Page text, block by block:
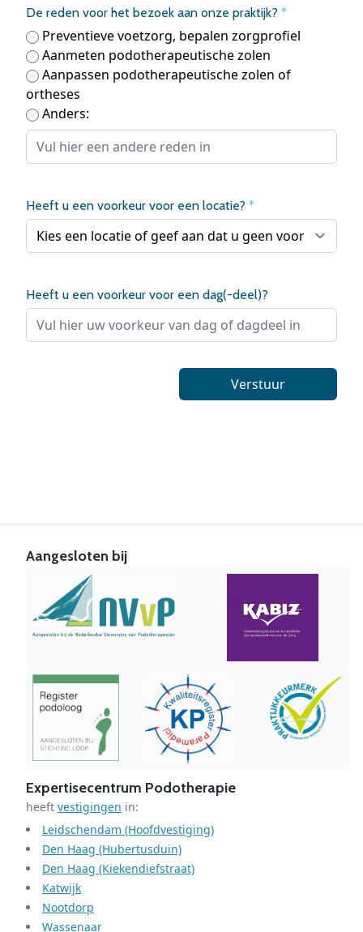
De reden voor het bezoek aan onze praktijk? *
Preventieve voetzorg, bepalen zorgprofiel
Aanmeten podotherapeutische zolen
Aanpassen podotherapeutische zolen of
ortheses
Anders:
Heeft u een voorkeur voor een locatie? *
Heeft u een voorkeur voor een dag(-deel)?
Verstuur
Aangesloten bij
Expertisecentrum Podotherapie
heeft vestigingen in:
Leidschendam (Hoofdvestiging)
Den Haag (Hubertusduin)
Den Haag (Kiekendiefstraat)
Katwijk
Nootdorp
Wassenaar